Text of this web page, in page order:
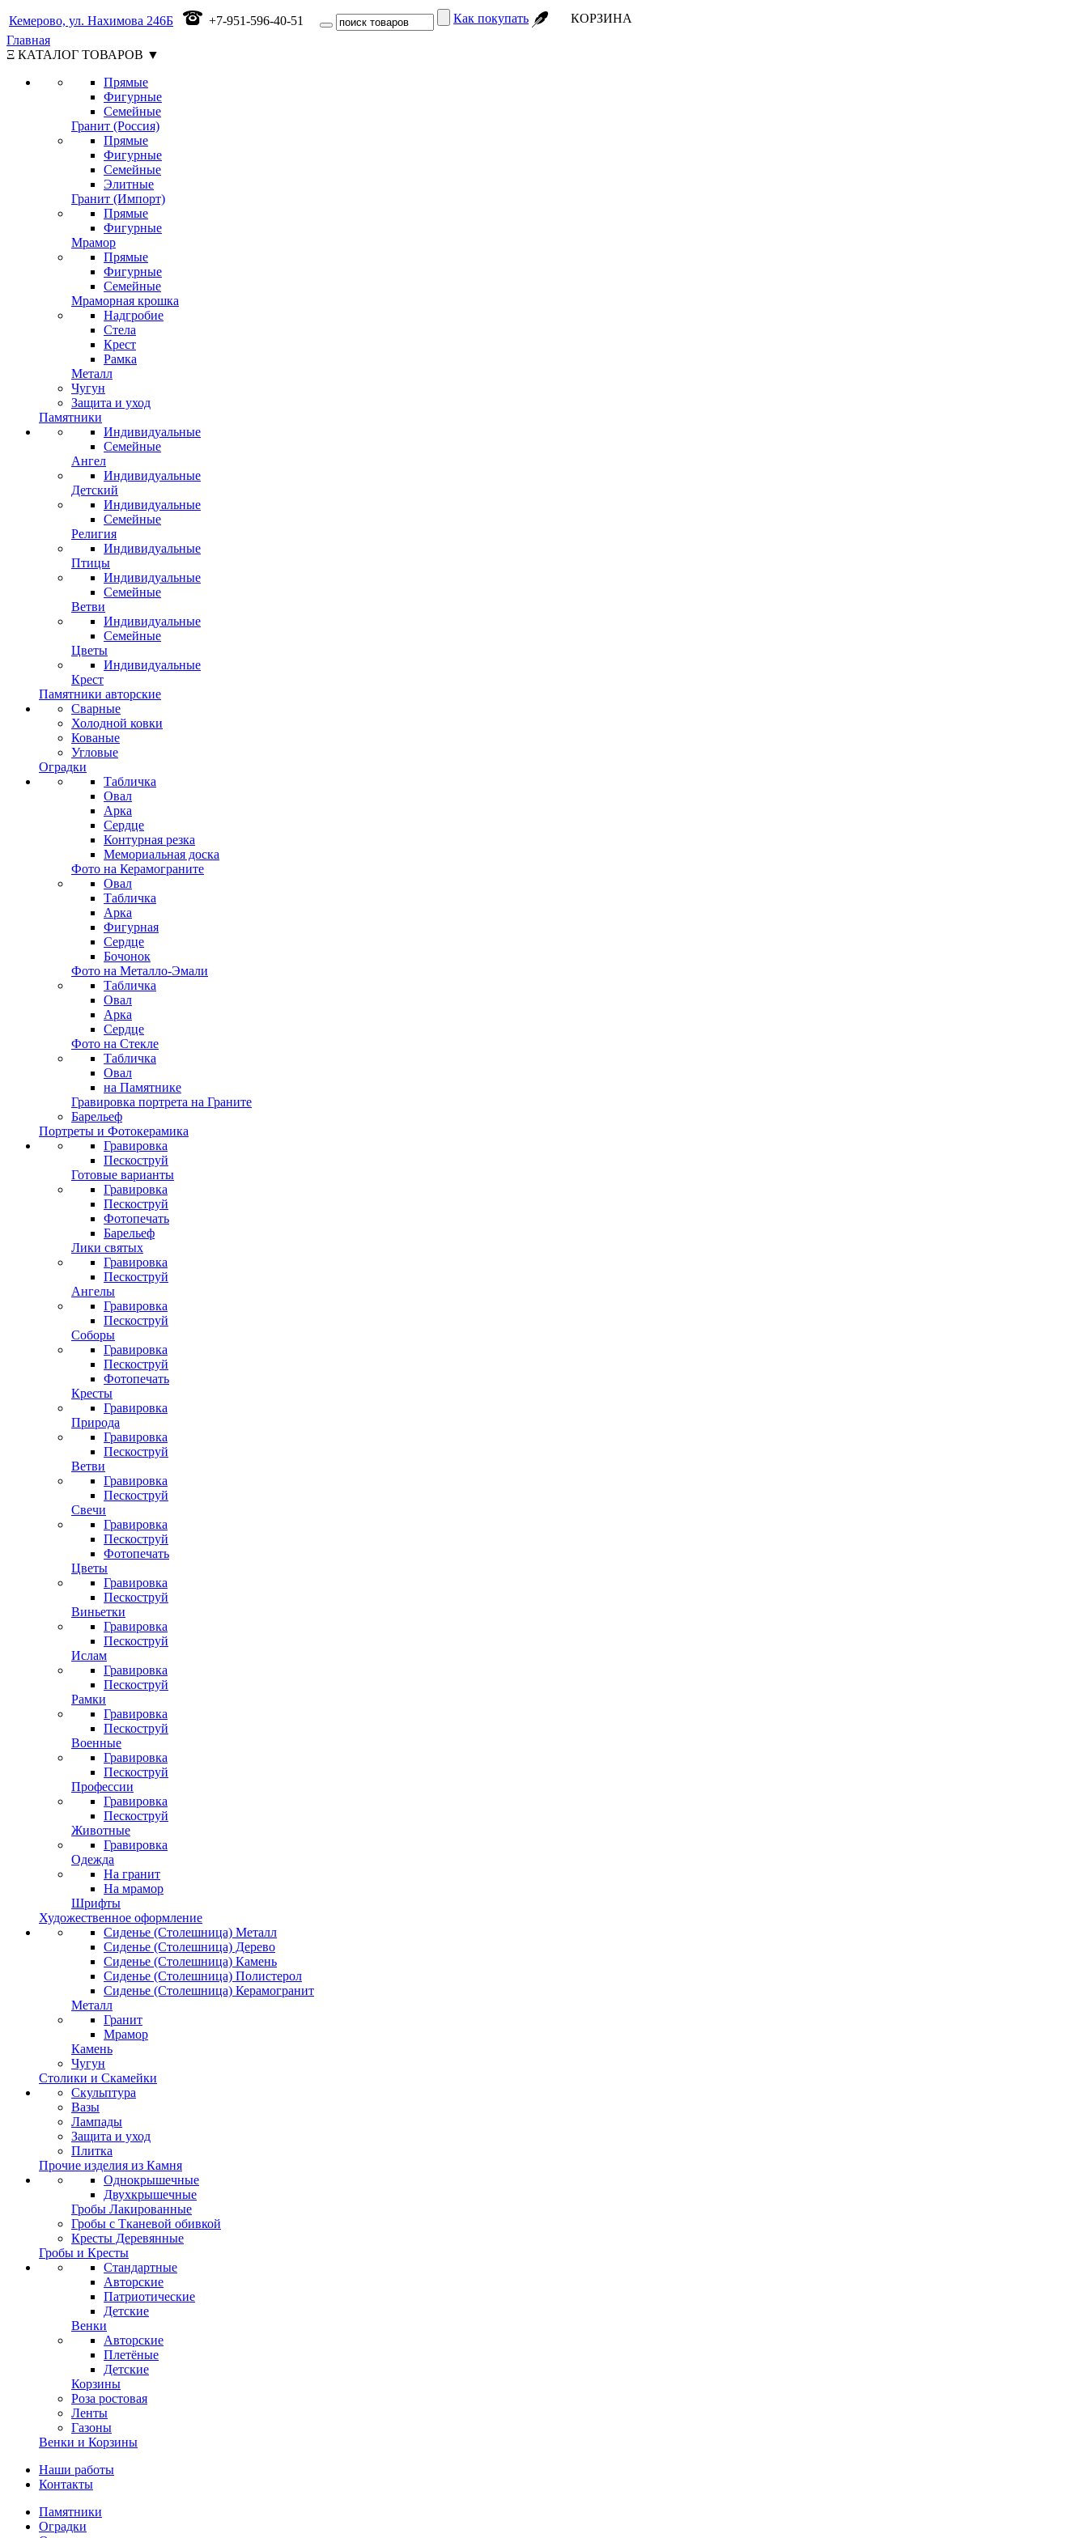
Кемерово, ул. Нахимова 246Б +7-951-596-40-51 Как покупать
КОРЗИНА
Главная
Ξ КАТАЛОГ ТОВАРОВ ▼
Прямые
Фигурные
Семейные
Гранит (Россия)
Прямые
Фигурные
Семейные
Элитные
Гранит (Импорт)
Прямые
Фигурные
Мрамор
Прямые
Фигурные
Семейные
Мраморная крошка
Надгробие
Стела
Крест
Рамка
Металл
Чугун
Защита и уход
Памятники
Индивидуальные
Семейные
Ангел
Индивидуальные
Детский
Индивидуальные
Семейные
Религия
Индивидуальные
Птицы
Индивидуальные
Семейные
Ветви
Индивидуальные
Семейные
Цветы
Индивидуальные
Крест
Памятники авторские
Сварные
Холодной ковки
Кованые
Угловые
Оградки
Табличка
Овал
Арка
Сердце
Контурная резка
Мемориальная доска
Фото на Керамограните
Овал
Табличка
Арка
Фигурная
Сердце
Бочонок
Фото на Металло-Эмали
Табличка
Овал
Арка
Сердце
Фото на Стекле
Табличка
Овал
на Памятнике
Гравировка портрета на Граните
Барельеф
Портреты и Фотокерамика
Гравировка
Пескоструй
Готовые варианты
Гравировка
Пескоструй
Фотопечать
Барельеф
Лики святых
Гравировка
Пескоструй
Ангелы
Гравировка
Пескоструй
Соборы
Гравировка
Пескоструй
Фотопечать
Кресты
Гравировка
Природа
Гравировка
Пескоструй
Ветви
Гравировка
Пескоструй
Свечи
Гравировка
Пескоструй
Фотопечать
Цветы
Гравировка
Пескоструй
Виньетки
Гравировка
Пескоструй
Ислам
Гравировка
Пескоструй
Рамки
Гравировка
Пескоструй
Военные
Гравировка
Пескоструй
Профессии
Гравировка
Пескоструй
Животные
Гравировка
Одежда
На гранит
На мрамор
Шрифты
Художественное оформление
Сиденье (Столешница) Металл
Сиденье (Столешница) Дерево
Сиденье (Столешница) Камень
Сиденье (Столешница) Полистерол
Сиденье (Столешница) Керамогранит
Металл
Гранит
Мрамор
Камень
Чугун
Столики и Скамейки
Скульптура
Вазы
Лампады
Защита и уход
Плитка
Прочие изделия из Камня
Однокрышечные
Двухкрышечные
Гробы Лакированные
Гробы с Тканевой обивкой
Кресты Деревянные
Гробы и Кресты
Стандартные
Авторские
Патриотические
Детские
Венки
Авторские
Плетёные
Детские
Корзины
Роза ростовая
Ленты
Газоны
Венки и Корзины
Наши работы
Контакты
Памятники
Оградки